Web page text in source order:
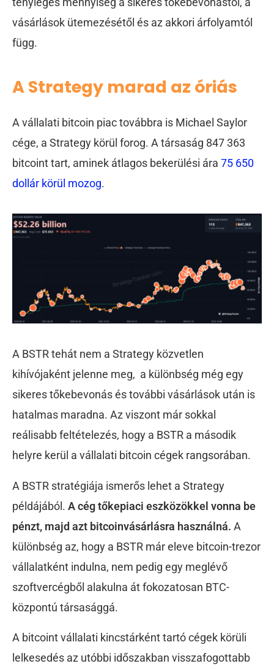
vásárlások ütemezésétől és az akkori árfolyamtól
függ.
A Strategy marad az óriás
A vállalati bitcoin piac továbbra is Michael Saylor
cége, a Strategy körül forog. A társaság 847 363
bitcoint tart, aminek átlagos bekerülési ára 75 650
dollár körül mozog.
A BSTR tehát nem a Strategy közvetlen
kihívójaként jelenne meg, a különbség még egy
sikeres tőkebevonás és további vásárlások után is
hatalmas maradna. Az viszont már sokkal
reálisabb feltételezés, hogy a BSTR a második
helyre kerül a vállalati bitcoin cégek rangsorában.
A BSTR stratégiája ismerős lehet a Strategy
példájából. A cég tőkepiaci eszközökkel vonna be
pénzt, majd azt bitcoinvásárlásra használná. A
különbség az, hogy a BSTR már eleve bitcoin-trezor
vállalatként indulna, nem pedig egy meglévő
szoftvercégből alakulna át fokozatosan BTC-
központú társasággá.
A bitcoint vállalati kincstárként tartó cégek körüli
lelkesedés az utóbbi időszakban visszafogottabb